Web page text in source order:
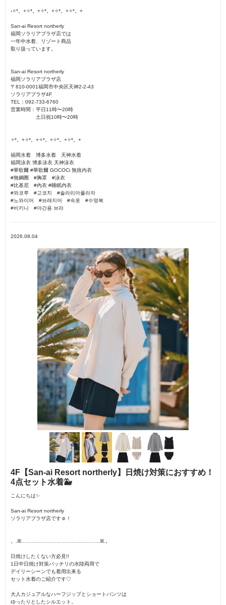
˖✧*。+✧*。+✧*。+✧*。+✧*。+
San-ai Resort northerly
福岡ソラリアプラザ店では
一年中水着、リゾート商品
取り扱っています。
San-ai Resort northerly
福岡ソラリアプラザ店
〒810-0001福岡市中央区天神2-2-43
ソラリアプラザ4F
TEL：092-733-6760
営業時間：平日11時〜20時
土日祝10時〜20時
✧*。+✧*。+✧*。+✧*。+✧*。+
福岡水着 博多水着 天神水着
福岡泳衣 博多泳衣 天神泳衣
#華歌爾 #華歌爾 GOCOCi 無痕內衣
#無鋼圈 #胸罩 #泳衣
#比基尼 #內衣 #睡眠內衣
#와코루 #고코치 #솔라리아플라자
#노와이어 #브래지어 #속옷 #수영복
#비키니 #야간용 브라
2026.08.04
4F【San-ai Resort northerly】日焼け対策におすすめ！
4点セット水着🐳
こんにちは✨
San-ai Resort northerly
ソラリアプラザ店です☺︎！
。.ꕤ︎︎………………………………………..ꕤ︎︎.。
日焼けしたくない方必見!!
1日中日焼け対策バッチリの水陸両用で
デイリーシーンでも着用出来る
セット水着のご紹介です♡
大人カジュアルなハーフジップとショートパンツは
ゆったりとしたシルエット。